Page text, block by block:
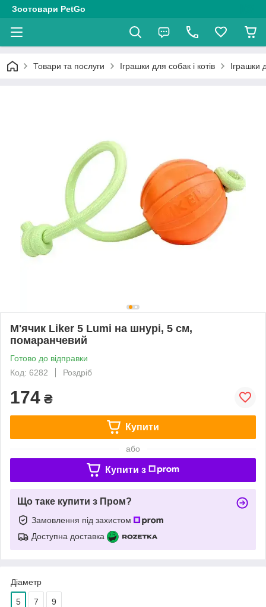
Зоотовари PetGo
Товари та послуги Іграшки для собак і котів Іграшки
М'ячик Liker 5 Lumi на шнурі, 5 см,
помаранчевий
Готово до відправки
Код: 6282
Роздріб
174 ₴
Купити
або
Купити з
Що таке купити з Пром?
Замовлення під захистом
Доступна доставка
Діаметр
5 7 9